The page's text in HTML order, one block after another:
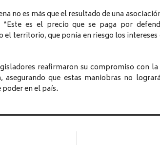
no es más que el resultado de una
es el precio que se paga por
territorio, que ponía en riesgo los intereses
reafirmaron su compromiso con
asegurando que estas maniobras no
en el país.